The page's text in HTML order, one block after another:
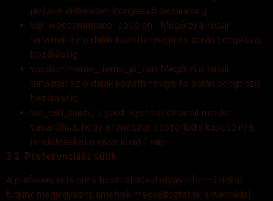
javítása érdekében böngésző bezárásáig
wp_woocommerce_session_ Megőrzi a kosár
tartalmát az oldalak közötti navigálás során böngésző
bezárásáig
woocommerce_items_in_cart Megőrzi a kosár
tartalmát az oldalak közötti navigálás során böngésző
bezárásáig
wc_cart_hash_ Egyedi azonosítót társít minden
vásárlóhoz, hogy a rendszer össze tudja kapcsolni a
rendeléseket a vásárlóval 1 nap
3.2. Preferenciális sütik
A preferenciális sütik használatával olyan információkat
tudunk megjegyezni, amelyek megváltoztatják a weboldal